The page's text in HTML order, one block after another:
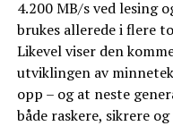
4.200 MB/s ved lesing
brukes allerede i flere
Likevel viser den
utviklingen av
opp – og at neste
både raskere, sikrere